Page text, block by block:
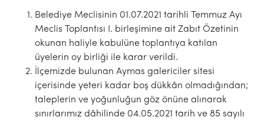
Belediye Meclisinin 01.07.2021 tarihli Temmuz Ayı
Meclis Toplantısı I. birleşimine ait Zabıt Özetinin
okunan haliyle kabulüne toplantıya katılan
üyelerin oy birliği ile karar verildi.
İlçemizde bulunan Aymas galericiler sitesi
içerisinde yeteri kadar boş dükkân olmadığından;
taleplerin ve yoğunluğun göz önüne alınarak
sınırlarımız dâhilinde 04.05.2021 tarih ve 85 sayılı